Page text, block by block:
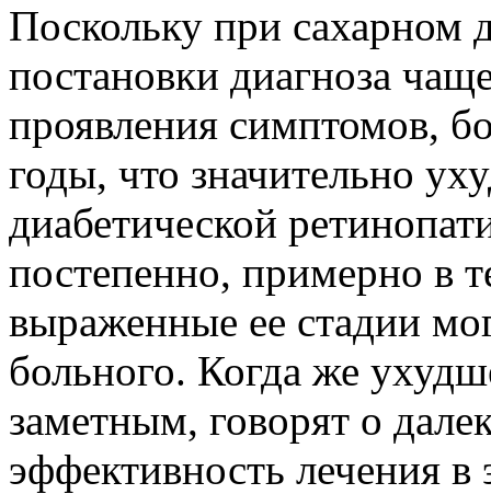
Поскольку при сахарном
постановки диагноза
проявления симптомов,
годы, что значительно
диабетической
постепенно, примерно в
выраженные ее стадии
больного. Когда же
заметным, говорят о
эффективность лечения в